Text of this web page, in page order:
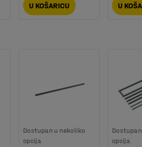
U KOŠARICU U
Dostupan u nekoliko
opcija
opcija